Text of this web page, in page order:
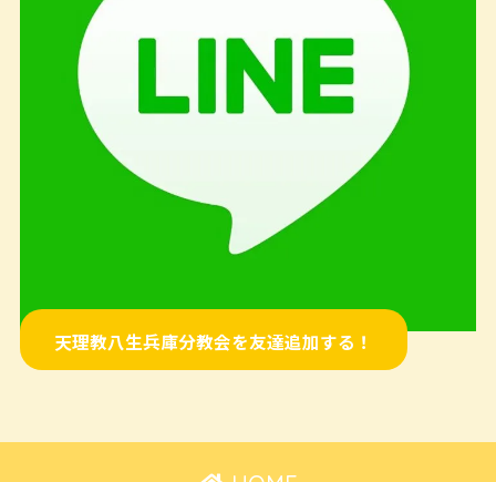
天理教八生兵庫分教会を友達追加する！